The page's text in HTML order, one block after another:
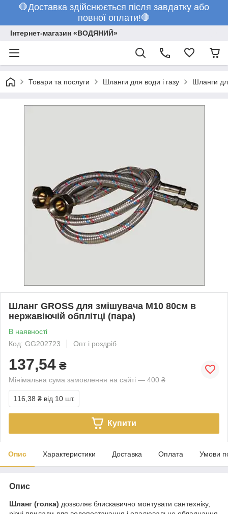
🛑Доставка здійснюється після завдатку або
повної оплати!🛑
Інтернет-магазин «ВОДЯНИЙ»
Товари та послуги Шланги для води і газу Шланги
Шланг GROSS для змішувача М10 80см в
нержавіючій обплітці (пара)
В наявності
Код: GG202723
Опт і роздріб
137,54 ₴
Мінімальна сума замовлення на сайті — 400 ₴
116,38 ₴ від 10 шт.
Купити
Опис Характеристики Доставка Оплата Умови
Опис
Шланг (голка) дозволяє блискавично монтувати сантехніку,